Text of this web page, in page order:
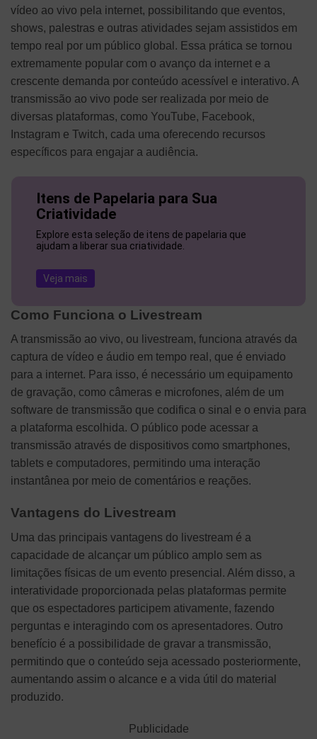
vídeo ao vivo pela internet, possibilitando que eventos,
shows, palestras e outras atividades sejam assistidos em
tempo real por um público global. Essa prática se tornou
extremamente popular com o avanço da internet e a
crescente demanda por conteúdo acessível e interativo. A
transmissão ao vivo pode ser realizada por meio de
diversas plataformas, como YouTube, Facebook,
Instagram e Twitch, cada uma oferecendo recursos
específicos para engajar a audiência.
Itens de Papelaria para Sua
Criatividade
Explore esta seleção de itens de papelaria que
ajudam a liberar sua criatividade.
Veja mais
Como Funciona o Livestream
A transmissão ao vivo, ou livestream, funciona através da
captura de vídeo e áudio em tempo real, que é enviado
para a internet. Para isso, é necessário um equipamento
de gravação, como câmeras e microfones, além de um
software de transmissão que codifica o sinal e o envia para
a plataforma escolhida. O público pode acessar a
transmissão através de dispositivos como smartphones,
tablets e computadores, permitindo uma interação
instantânea por meio de comentários e reações.
Vantagens do Livestream
Uma das principais vantagens do livestream é a
capacidade de alcançar um público amplo sem as
limitações físicas de um evento presencial. Além disso, a
interatividade proporcionada pelas plataformas permite
que os espectadores participem ativamente, fazendo
perguntas e interagindo com os apresentadores. Outro
benefício é a possibilidade de gravar a transmissão,
permitindo que o conteúdo seja acessado posteriormente,
aumentando assim o alcance e a vida útil do material
produzido.
Publicidade